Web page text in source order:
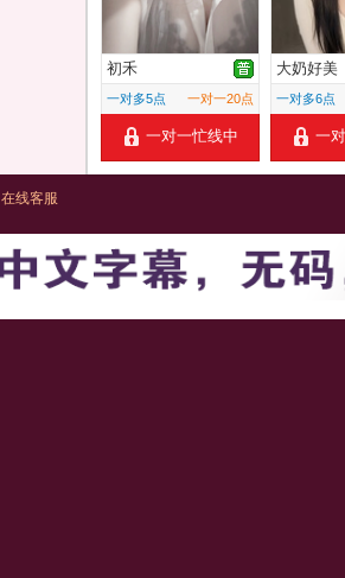
初禾
一对多5点 一对一20点
一对一忙线中
大奶好美
一对多6点
一
在线客服